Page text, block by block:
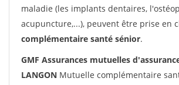
maladie (les implants dentaires,
acupuncture,...), peuvent être prise en
complémentaire santé sénior.
GMF Assurances mutuelles
LANGON Mutuelle complémentaire